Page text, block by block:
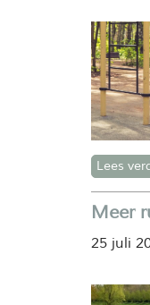
Lees
Meer
25 juli